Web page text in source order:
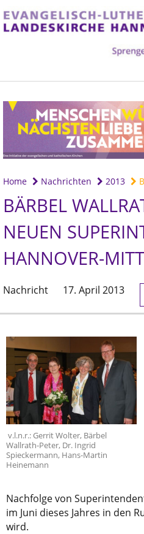
Home Nachrichten 2013
BÄRBEL
NEUEN
HANNOVER-
Nachricht 17. April 2013
v.l.n.r.: Gerrit Wolter, Bärbel
Wallrath-Peter, Dr. Ingrid
Spieckermann, Hans-Martin
Heinemann
Nachfolge von
im Juni dieses Jahres in den
wird.